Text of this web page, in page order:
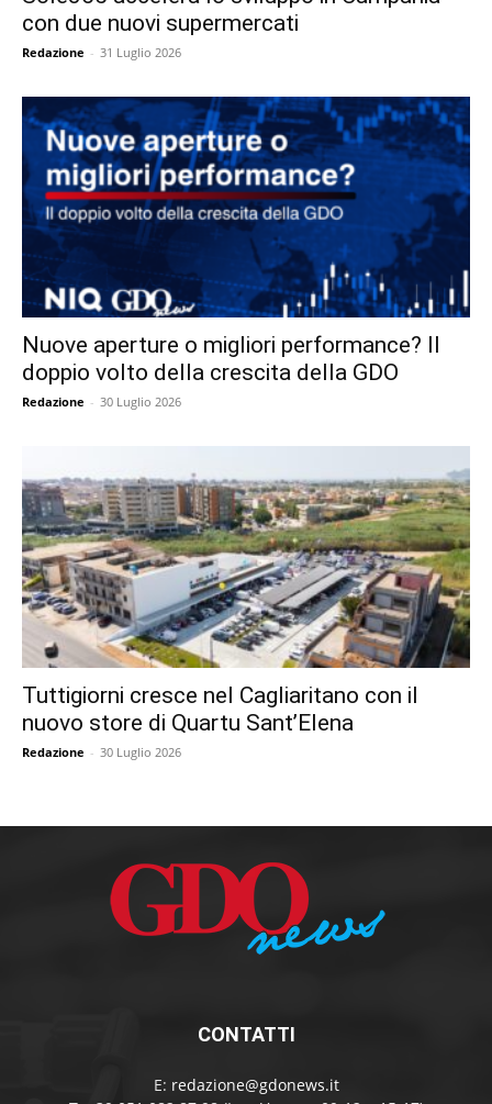
con due nuovi supermercati
Redazione - 31 Luglio 2026
Nuove aperture o migliori performance? Il
doppio volto della crescita della GDO
Redazione - 30 Luglio 2026
Tuttigiorni cresce nel Cagliaritano con il
nuovo store di Quartu Sant’Elena
Redazione - 30 Luglio 2026
CONTATTI
E: redazione@gdonews.it